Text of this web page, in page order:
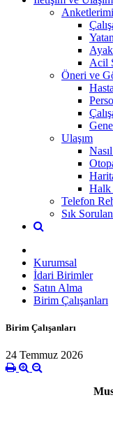
Acil
Öneri ve
Ulaşım
Halk
Telefon
Sık
Kurumsal
İdari Birimler
Satın Alma
Birim Çalışanları
Birim Çalışanları
24 Temmuz 2026